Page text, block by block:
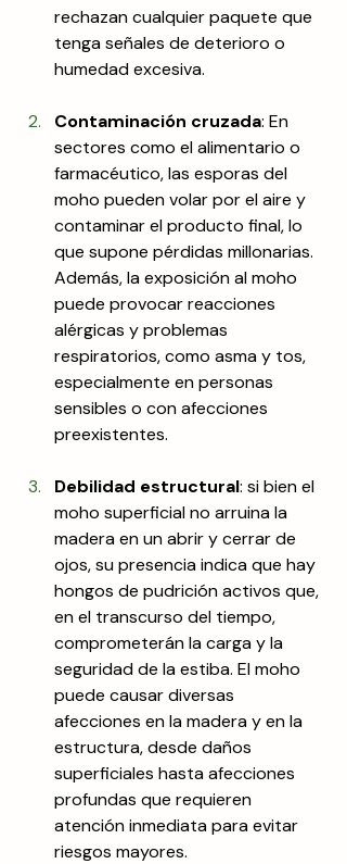
rechazan cualquier paquete que
tenga señales de deterioro o
humedad excesiva.
Contaminación cruzada: En
sectores como el alimentario o
farmacéutico, las esporas del
moho pueden volar por el aire y
contaminar el producto final, lo
que supone pérdidas millonarias.
Además, la exposición al moho
puede provocar reacciones
alérgicas y problemas
respiratorios, como asma y tos,
especialmente en personas
sensibles o con afecciones
preexistentes.
Debilidad estructural: si bien el
moho superficial no arruina la
madera en un abrir y cerrar de
ojos, su presencia indica que hay
hongos de pudrición activos que,
en el transcurso del tiempo,
comprometerán la carga y la
seguridad de la estiba. El moho
puede causar diversas
afecciones en la madera y en la
estructura, desde daños
superficiales hasta afecciones
profundas que requieren
atención inmediata para evitar
riesgos mayores.